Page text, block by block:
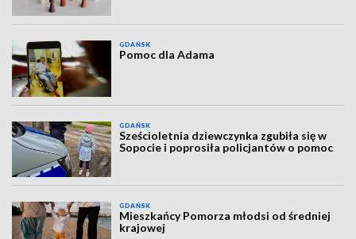
GDAŃSK
Pomoc dla Adama
GDAŃSK
Sześcioletnia dziewczynka zgubiła się w
Sopocie i poprosiła policjantów o pomoc
GDAŃSK
Mieszkańcy Pomorza młodsi od średniej
krajowej